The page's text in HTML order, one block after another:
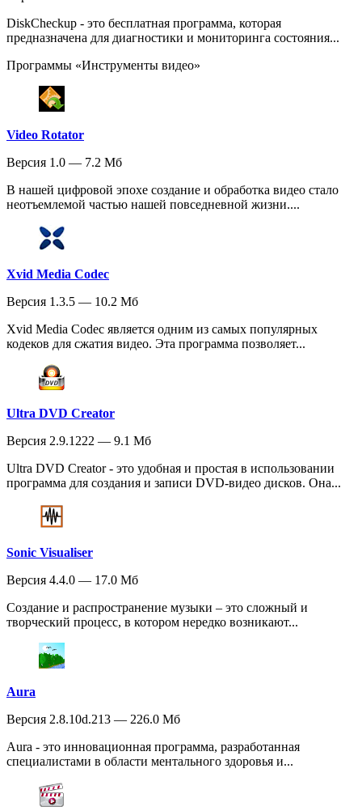
DiskCheckup - это бесплатная программа, которая
предназначена для диагностики и мониторинга состояния...
Программы «Инструменты видео»
Video Rotator
Версия 1.0 — 7.2 Мб
В нашей цифровой эпохе создание и обработка видео стало
неотъемлемой частью нашей повседневной жизни....
Xvid Media Codec
Версия 1.3.5 — 10.2 Мб
Xvid Media Codec является одним из самых популярных
кодеков для сжатия видео. Эта программа позволяет...
Ultra DVD Creator
Версия 2.9.1222 — 9.1 Мб
Ultra DVD Creator - это удобная и простая в использовании
программа для создания и записи DVD-видео дисков. Она...
Sonic Visualiser
Версия 4.4.0 — 17.0 Мб
Создание и распространение музыки – это сложный и
творческий процесс, в котором нередко возникают...
Aura
Версия 2.8.10d.213 — 226.0 Мб
Aura - это инновационная программа, разработанная
специалистами в области ментального здоровья и...